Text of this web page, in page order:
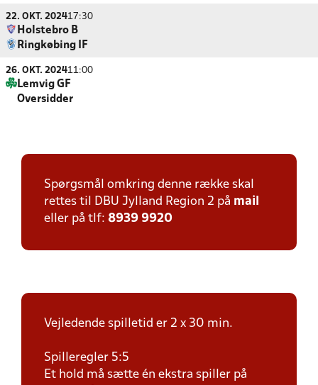
22. OKT. 202417:30
Holstebro B
Ringkøbing IF
26. OKT. 202411:00
Lemvig GF
Oversidder
Spørgsmål omkring denne række skal
rettes til DBU Jylland Region 2 på mail
eller på tlf: 8939 9920
Vejledende spilletid er 2 x 30 min.
Spilleregler 5:5
Et hold må sætte én ekstra spiller på